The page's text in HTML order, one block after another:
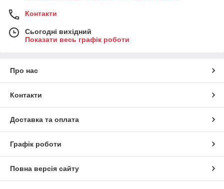
Контакти
Сьогодні вихідний
Показати весь графік роботи
Про нас
Контакти
Доставка та оплата
Графік роботи
Повна версія сайту